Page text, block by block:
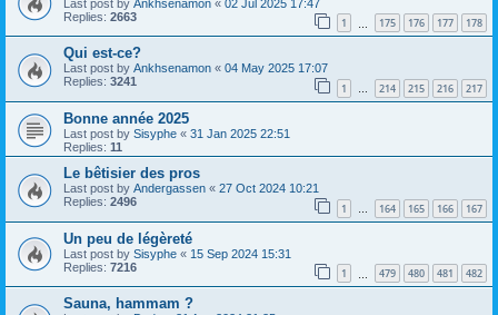
Last post by Ankhsenamon « 02 Jul 2025 17:47
Replies: 2663 1 175 176 177 178
Qui est-ce?
Last post by Ankhsenamon « 04 May 2025 17:07
Replies: 3241 1 … 214 215 216 217
Bonne année 2025
Last post by Sisyphe « 31 Jan 2025 22:51
Replies: 11
Le bêtisier des pros
Last post by Andergassen « 27 Oct 2024 10:21
Replies: 2496 1 … 164 165 166 167
Un peu de légèreté
Last post by Sisyphe « 15 Sep 2024 15:31
Replies: 7216 1 479 480 481 482
Sauna, hammam ?